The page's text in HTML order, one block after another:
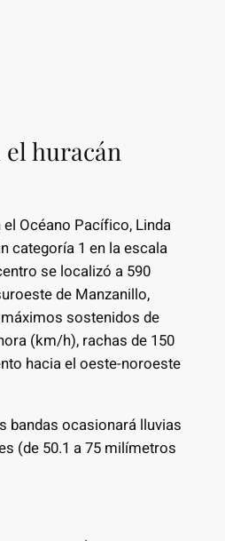
el huracán
Océano Pacífico, Linda
categoría 1 en la escala
se localizó a 590
de Manzanillo,
sostenidos de
(km/h), rachas de 150
hacia el oeste-noroeste
bandas ocasionará lluvias
(de 50.1 a 75 milímetros